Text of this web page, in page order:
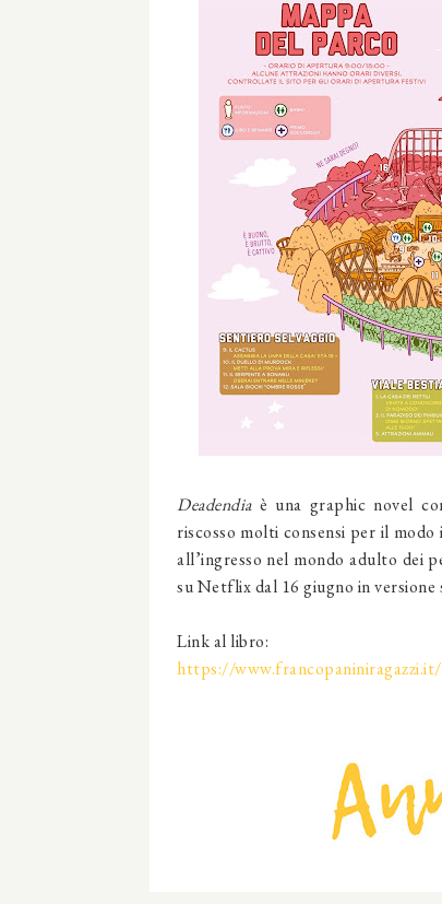
Deadendiaè una graphic novel
riscosso molti consensi per il
all’ingresso nel mondo adulto dei
su Netflix dal 16 giugno in versione
Link al libro:
https://